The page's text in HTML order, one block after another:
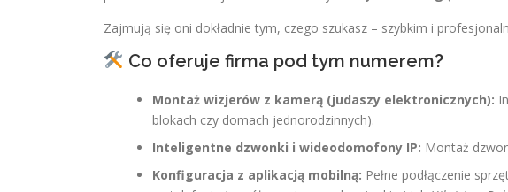
Zajmują się oni dokładnie tym, czego szukasz – szybkim i
Co oferuje firma pod tym numerem?
Montaż wizjerów z kamerą (judaszy elektronicznych):
blokach czy domach jednorodzinnych).
Inteligentne dzwonki i wideodomofony IP: Montaż
Konfiguracja z aplikacją mobilną: Pełne podłączenie